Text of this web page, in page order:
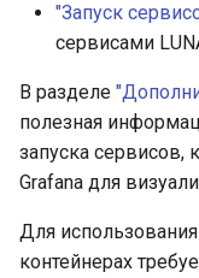
LUNA PLATFORM
LUNA PLATFORM
LUNA PLATFORM
LUNA PLATFORM
"Запуск
сервисами
В разделе
полезная
запуска сервисов,
Grafana для
Для
контейнерах